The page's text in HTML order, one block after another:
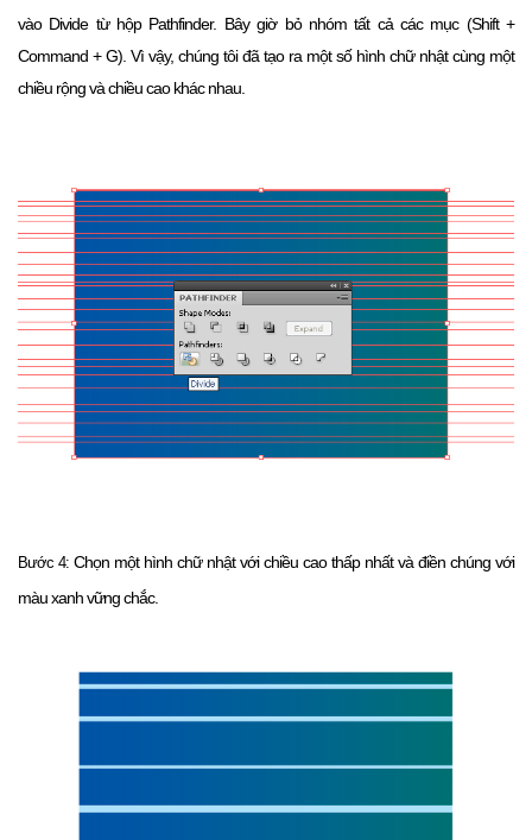
vào Divide từ hộp Pathfinder. Bây giờ bỏ nhóm tất cả các mục (Shift +
Command + G). Vì vậy, chúng tôi đã tạo ra một số hình chữ nhật cùng một
chiều rộng và chiều cao khác nhau.
Bước 4: Chọn một hình chữ nhật với chiều cao thấp nhất và điền chúng với
màu xanh vững chắc.